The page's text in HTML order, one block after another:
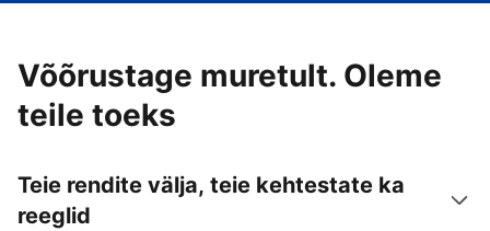
Võõrustage muretult. Oleme
teile toeks
Teie rendite välja, teie kehtestate ka
reeglid